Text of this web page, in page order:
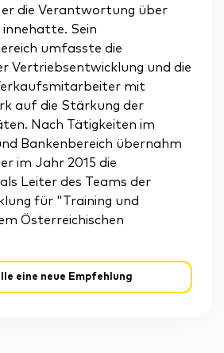
eine neue Empfehlung
die Verantwortung über
Sein
umfasste die
Vertriebsentwicklung und die
mit
auf die Stärkung der
Nach Tätigkeiten im
Bankenbereich übernahm
im Jahr 2015 die
Leiter des Teams der
für "Training und
Österreichischen